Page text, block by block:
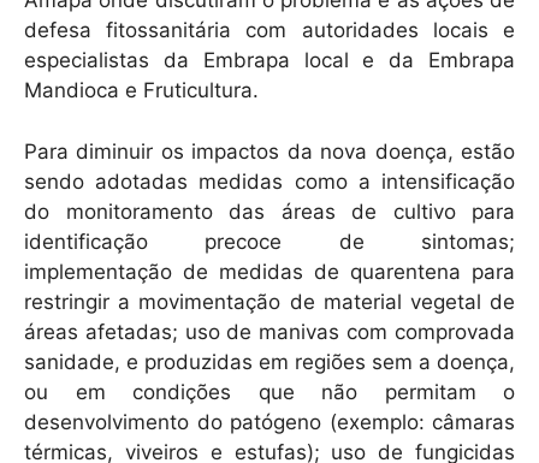
defesa fitossanitária com autoridades locais e
especialistas da Embrapa local e da Embrapa
Mandioca e Fruticultura.
Para diminuir os impactos da nova doença, estão
sendo adotadas medidas como a intensificação
do monitoramento das áreas de cultivo para
identificação precoce de sintomas;
implementação de medidas de quarentena para
restringir a movimentação de material vegetal de
áreas afetadas; uso de manivas com comprovada
sanidade, e produzidas em regiões sem a doença,
ou em condições que não permitam o
desenvolvimento do patógeno (exemplo: câmaras
térmicas, viveiros e estufas); uso de fungicidas